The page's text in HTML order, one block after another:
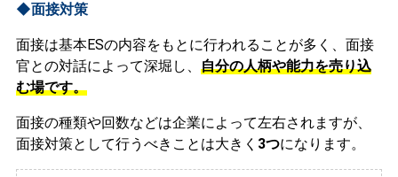
◆面接対策
面接は基本ESの内容をもとに行われることが多く、面接
官との対話によって深堀し、 自分の人柄や能力を売り込
む場です。
面接の種類や回数などは企業によって左右されますが、
面接対策として行うべきことは大きく 3つになります。